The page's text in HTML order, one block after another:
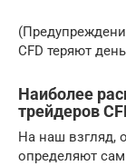
CFD теряют
Наиболее
трейдеров
На наш взгляд,
определяют